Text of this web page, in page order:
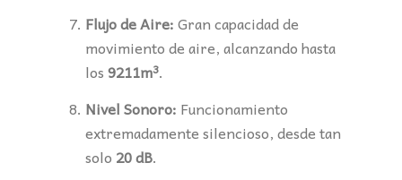
Flujo de Aire:Gran capacidad de
movimiento de aire, alcanzando hasta
los9211m³.
Nivel Sonoro: Funcionamiento
extremadamente silencioso, desde tan
solo 20 dB.